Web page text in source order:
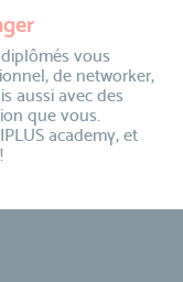
vous
de networker,
aussi avec des
que vous.
academy, et